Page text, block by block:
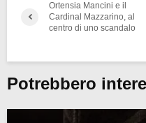
Ortensia Mancini e il
Cardinal Mazzarino, al
centro di uno scandalo
Potrebbero